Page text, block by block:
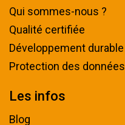
Qui sommes-nous ?
Qualité certifiée
Développement durable
Protection des données
Les infos
Blog